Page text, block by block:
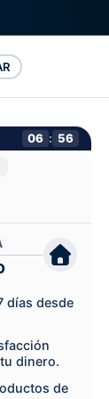
06 : 55
días desde
dinero.
de